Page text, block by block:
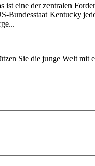
eine der zentralen
Kentucky
Sie die junge Welt